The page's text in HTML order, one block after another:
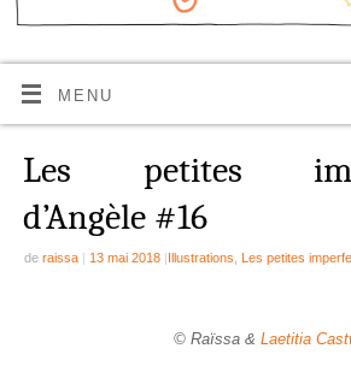
MENU
Les petites
d’Angèle #16
de raissa | 13 mai 2018 |Illustrations Les petites
© Raïssa & Laetitia